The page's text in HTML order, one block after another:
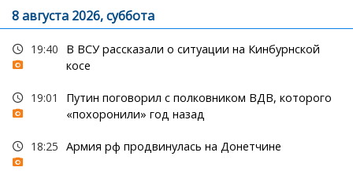
8 августа 2026, суббота
19:40
В ВСУ рассказали о ситуации на Кинбурнской
косе
19:01
Путин поговорил с полковником ВДВ, которого
«похоронили» год назад
18:25 Армия рф продвинулась на Донетчине